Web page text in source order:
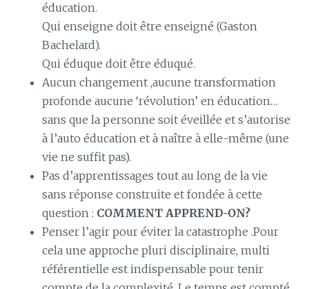
éducation.
Qui enseigne doit être enseigné (Gaston
Bachelard).
Qui éduque doit être éduqué.
Aucun changement ,aucune transformation
profonde aucune ‘révolution’ en éducation…
sans que la personne soit éveillée et s’autorise
à l’auto éducation et à naître à elle-même (une
vie ne suffit pas).
Pas d’apprentissages tout au long de la vie
sans réponse construite et fondée à cette
question : COMMENT APPREND-ON?
Penser l’agir pour éviter la catastrophe .Pour
cela une approche pluri disciplinaire, multi
référentielle est indispensable pour tenir